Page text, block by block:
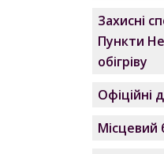
Захисні
Пункти
обігріву
Офіційні